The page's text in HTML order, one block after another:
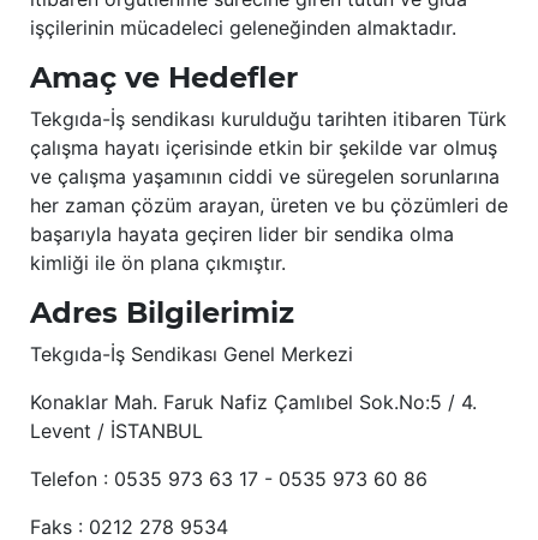
işçilerinin mücadeleci geleneğinden almaktadır.
Amaç ve Hedefler
Tekgıda-İş sendikası kurulduğu tarihten itibaren Türk
çalışma hayatı içerisinde etkin bir şekilde var olmuş
ve çalışma yaşamının ciddi ve süregelen sorunlarına
her zaman çözüm arayan, üreten ve bu çözümleri de
başarıyla hayata geçiren lider bir sendika olma
kimliği ile ön plana çıkmıştır.
Adres Bilgilerimiz
Tekgıda-İş Sendikası Genel Merkezi
Konaklar Mah. Faruk Nafiz Çamlıbel Sok.No:5 / 4.
Levent / İSTANBUL
Telefon : 0535 973 63 17 - 0535 973 60 86
Faks : 0212 278 9534